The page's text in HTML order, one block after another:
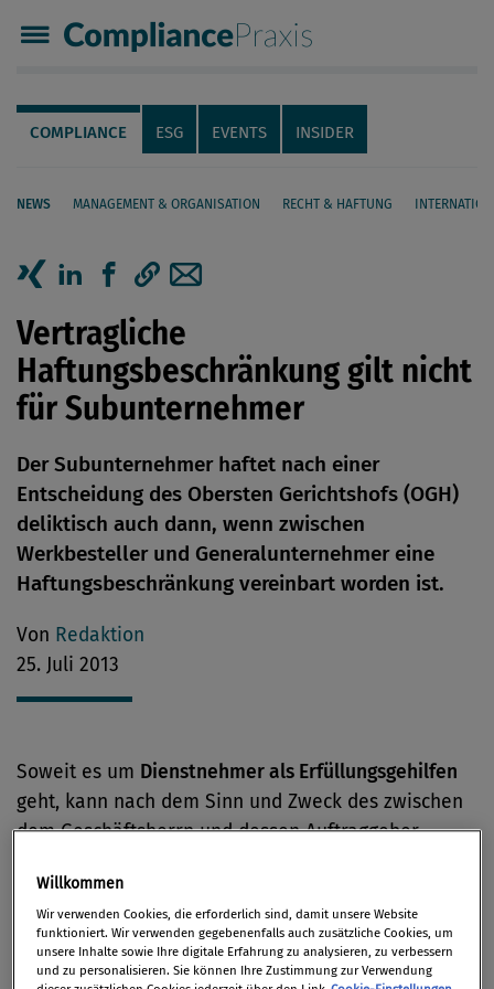
Compliance Praxis
Servicenavigation
Navigation
COMPLIANCE ESG EVENTS INSIDER
NEWS MANAGEMENT & ORGANISATION RECHT & HAFTUNG
Seiteninhalt
Artikel auf Xing teilen
Artikel auf linkedIn teilen
Artikel auf Facebook teilen
Artikellink kopieren
Vertragliche
Haftungsbeschränkung gilt nicht
für Subunternehmer
Der Subunternehmer haftet nach einer
Entscheidung des Obersten Gerichtshofs (OGH)
deliktisch auch dann, wenn zwischen
Werkbesteller und Generalunternehmer eine
Haftungsbeschränkung vereinbart worden ist.
Von Redaktion
25. Juli 2013
Soweit es um Dienstnehmer als Erfüllungsgehilfen
geht, kann nach dem Sinn und Zweck des zwischen
dem Geschäftsherrn und dessen Auftraggeber
anzunehmen
Gehilfen gilt. Der Geschäftsherr liefe sonst Gefahr,
bei Inanspruchnahme des Dienstnehmers durch den
Geschädigten im Regressweg (§ 3 Abs 2 DHG) in
Willkommen
Wir verwenden Cookies, die erforderlich sind, damit unsere Website
funktioniert. Wir verwenden gegebenenfalls auch zusätzliche Cookies, um
unsere Inhalte sowie Ihre digitale Erfahrung zu analysieren, zu verbessern
und zu personalisieren. Sie können Ihre Zustimmung zur Verwendung